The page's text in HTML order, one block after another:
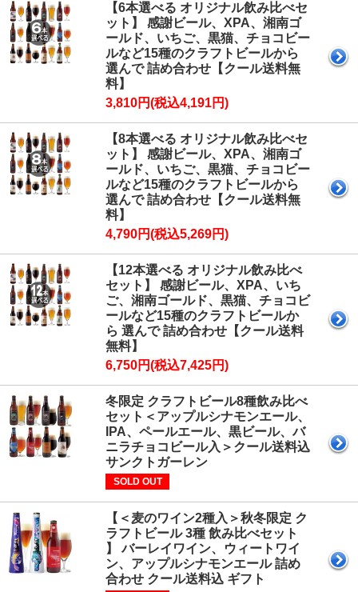
【6本選べる オリジナル飲み比べセ
ット】 感謝ビール、XPA、湘南ゴ
ールド、いちご、黒猫、チョコビー
ルなど15種のクラフトビールから
選んで 詰め合わせ【クール送料無
料】
3,810円(税込4,191円)
【8本選べる オリジナル飲み比べセ
ット】 感謝ビール、XPA、湘南ゴ
ールド、いちご、黒猫、チョコビー
ルなど15種のクラフトビールから
選んで 詰め合わせ【クール送料無
料】
4,790円(税込5,269円)
【12本選べる オリジナル飲み比べ
セット】 感謝ビール、XPA、いち
ご、湘南ゴールド、黒猫、チョコビ
ールなど15種のクラフトビールか
ら 選んで 詰め合わせ【クール送料
無料】
6,750円(税込7,425円)
冬限定 クラフトビール8種飲み比べ
セット＜アップルシナモンエール、
IPA、ペールエール、黒ビール、バ
ニラチョコビール入＞クール送料込
サンクトガーレン
SOLD OUT
【＜麦のワイン2種入＞秋冬限定 ク
ラフトビール 3種 飲み比べセット
】 バーレイワイン、ウィートワイ
ン、アップルシナモンエール 詰め
合わせ クール送料込 ギフト